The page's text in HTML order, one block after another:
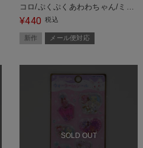
コロ/ぷくぷくあわわちゃん/ミッ
クス＜メール便対応＞
¥440 税込
新作 メール便対応
SOLD OUT